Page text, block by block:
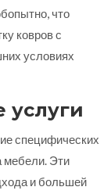
что
ковров с
условиях
услуги
специфических
мебели. Эти
и большей